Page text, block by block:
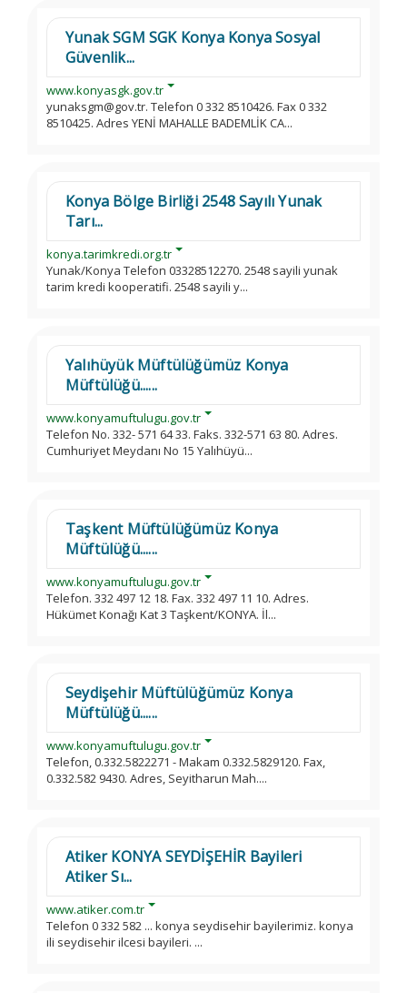
Yunak SGM SGK Konya Konya Sosyal
Güvenlik...
www.konyasgk.gov.tr
yunaksgm@gov.tr. Telefon 0 332 8510426. Fax 0 332
8510425. Adres YENİ MAHALLE BADEMLİK CA...
Konya Bölge Birliği 2548 Sayılı Yunak
Tarı...
konya.tarimkredi.org.tr
Yunak/Konya Telefon 03328512270. 2548 sayili yunak
tarim kredi kooperatifi. 2548 sayili y...
Yalıhüyük Müftülüğümüz Konya
Müftülüğü......
www.konyamuftulugu.gov.tr
Telefon No. 332- 571 64 33. Faks. 332-571 63 80. Adres.
Cumhuriyet Meydanı No 15 Yalıhüyü...
Taşkent Müftülüğümüz Konya
Müftülüğü......
www.konyamuftulugu.gov.tr
Telefon. 332 497 12 18. Fax. 332 497 11 10. Adres.
Hükümet Konağı Kat 3 Taşkent/KONYA. İl...
Seydişehir Müftülüğümüz Konya
Müftülüğü......
www.konyamuftulugu.gov.tr
Telefon, 0.332.5822271 - Makam 0.332.5829120. Fax,
0.332.582 9430. Adres, Seyitharun Mah....
Atiker KONYA SEYDİŞEHİR Bayileri
Atiker Sı...
www.atiker.com.tr
Telefon 0 332 582 ... konya seydisehir bayilerimiz. konya
ili seydisehir ilcesi bayileri. ...